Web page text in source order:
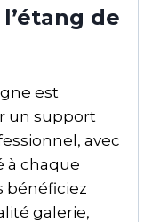
de
est
un support
avec
à chaque
bénéficiez
galerie,